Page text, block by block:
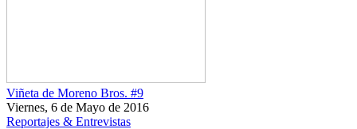
Viñeta de Moreno Bros. #9
Viernes, 6 de Mayo de 2016
Reportajes & Entrevistas